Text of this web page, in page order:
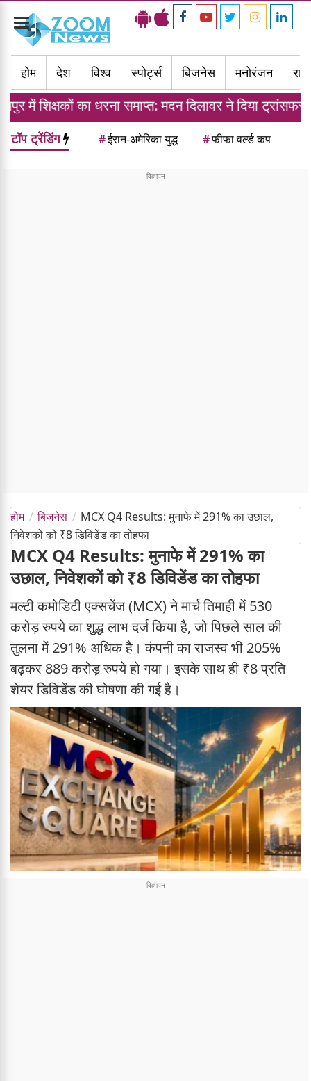
Toggle
navigation
होम
देश विश्व स्पोर्ट्स बिजनेस मनोरंजन
धरना समाप्त: मदन दिलावर ने दिया ट्रांसफर नीति का
टॉप ट्रेंडिंग #ईरान-अमेरिका युद्ध #फीफा वर्ल्ड कप
होम बिजनेस
MCX Q4 Results: मुनाफे में 291% का उछाल,
निवेशकों को ₹8 डिविडेंड का तोहफा
MCX Q4 Results: मुनाफे में 291% का
उछाल, निवेशकों को ₹8 डिविडेंड का तोहफा
मल्टी कमोडिटी एक्सचेंज (MCX) ने मार्च तिमाही में 530
करोड़ रुपये का शुद्ध लाभ दर्ज किया है, जो पिछले साल की
तुलना में 291% अधिक है। कंपनी का राजस्व भी 205%
बढ़कर 889 करोड़ रुपये हो गया। इसके साथ ही ₹8 प्रति
शेयर डिविडेंड की घोषणा की गई है।